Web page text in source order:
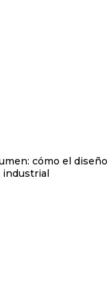
cómo el diseño